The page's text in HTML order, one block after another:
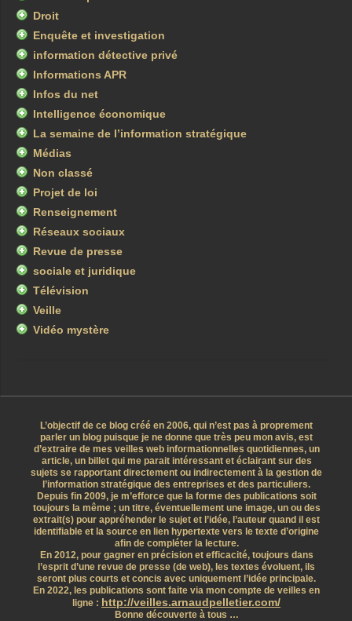
Droit
Enquête et investigation
information détective privé
Informations APR
Infos du net
Intelligence économique
La semaine de l’information stratégique
Médias
Non classé
Projet de loi
Renseignement
Réseaux sociaux
Revue de presse
sociale et juridique
Télévision
Veille
Vidéo mystère
L’objectif de ce blog créé en 2006, qui n’est pas à proprement
parler un blog puisque je ne donne que très peu mon avis, est
d’extraire de mes veilles web informationnelles quotidiennes, un
article, un billet qui me parait intéressant et éclairant sur des
sujets se rapportant directement ou indirectement à la gestion de
l’information stratégique des entreprises et des particuliers.
Depuis fin 2009, je m’efforce que la forme des publications soit
toujours la même ; un titre, éventuellement une image, un ou des
extrait(s) pour appréhender le sujet et l’idée, l’auteur quand il est
identifiable et la source en lien hypertexte vers le texte d’origine
afin de compléter la lecture.
En 2012, pour gagner en précision et efficacité, toujours dans
l’esprit d’une revue de presse (de web), les textes évoluent, ils
seront plus courts et concis avec uniquement l’idée principale.
En 2022, les publications sont faite via mon compte de veilles en
ligne : http://veilles.arnaudpelletier.com/
Bonne découverte à tous …